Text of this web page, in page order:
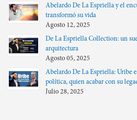
Abelardo De La Espriella y el
transformó su vida
Agosto 12, 2025
De La Espriella Collection: un
arquitectura
Agosto 05, 2025
Abelardo De La Espriella: Uribe
política, quien acabar con su
Julio 28, 2025